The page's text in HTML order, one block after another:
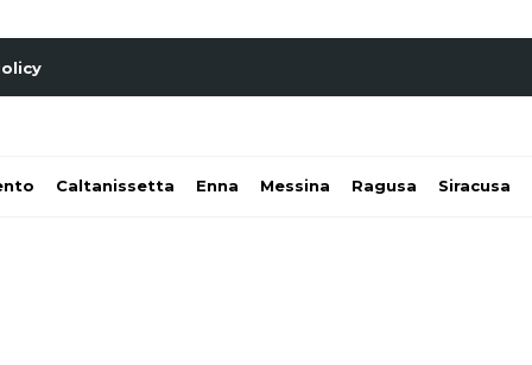
Caltanissetta Enna Messina Ragusa Siracusa